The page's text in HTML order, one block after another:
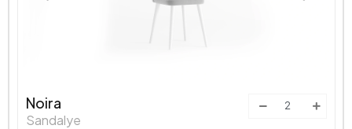
Noira
Sandalye